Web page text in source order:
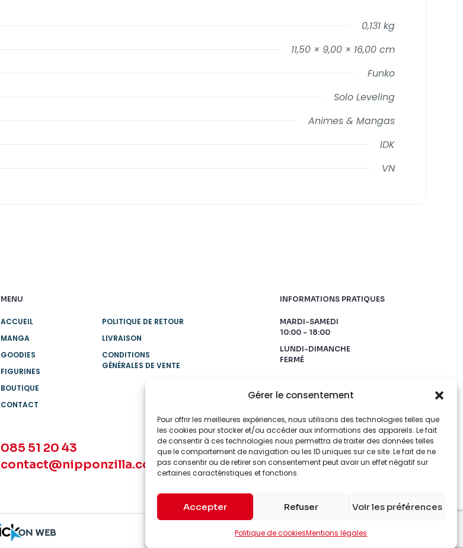
Gérer le consentement
Pour offrir les meilleures expériences, nous utilisons des technologies telles que
les cookies pour stocker et/ou accéder aux informations des appareils. Le fait
de consentir à ces technologies nous permettra de traiter des données telles
que le comportement de navigation ou les ID uniques sur ce site. Le fait de ne
pas consentir ou de retirer son consentement peut avoir un effet négatif sur
certaines caractéristiques et fonctions.
Accepter Refuser Voir les préférences
Politique de cookiesMentions légales
0,131 kg
11,50 × 9,00 × 16,00 cm
Funko
Solo Leveling
Animes & Mangas
IDK
VN
MENU
ACCUEIL
MANGA
GOODIES
FIGURINES
BOUTIQUE
CONTACT
POLITIQUE DE RETOUR
LIVRAISON
CONDITIONS
GÉNÉRALES DE VENTE
085 51 20 43
contact@nipponzilla.com
INFORMATIONS PRATIQUES
MARDI-SAMEDI
10:00 - 18:00
LUNDI-DIMANCHE
FERMÉ